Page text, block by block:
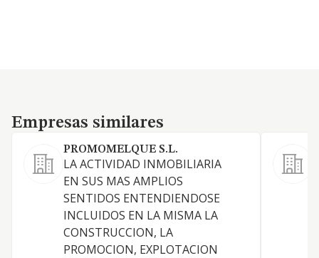
Empresas similares
Empresas similares
PROMOMELQUE S.L.
LA ACTIVIDAD INMOBILIARIA
EN SUS MAS AMPLIOS
SENTIDOS ENTENDIENDOSE
INCLUIDOS EN LA MISMA LA
CONSTRUCCION, LA
PROMOCION, EXPLOTACION